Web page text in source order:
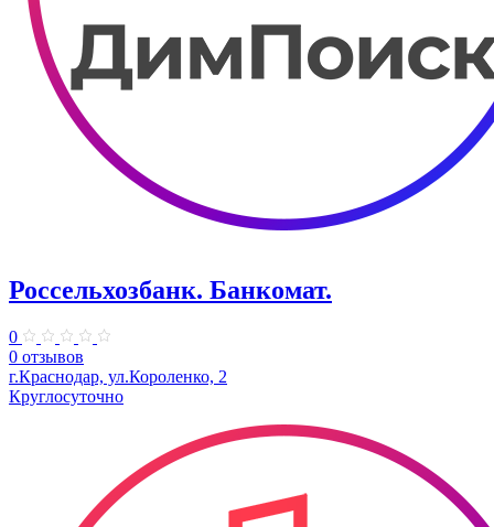
Россельхозбанк. Банкомат.
0
0 отзывов
​г.Краснодар, ул.Короленко, 2
Круглосуточно